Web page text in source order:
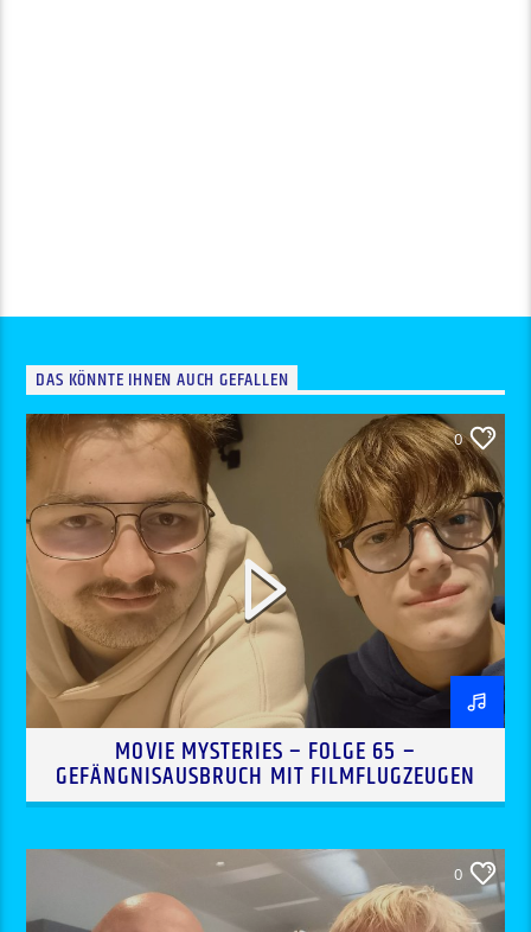
DAS KÖNNTE IHNEN AUCH GEFALLEN
0
MOVIE MYSTERIES – FOLGE 65 –
GEFÄNGNISAUSBRUCH MIT FILMFLUGZEUGEN
0